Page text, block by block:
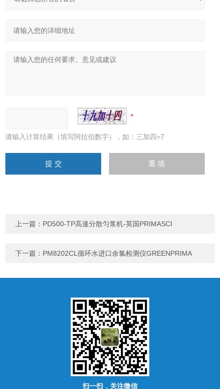
请输入计算结果（填写阿拉伯数字），如：三加四=7
上一篇： PD500-TP高速分散匀浆机-英国PRIMASCI
下一篇： PM8202CL循环水进口余氯检测仪GREENPRIMA
扫一扫，关注微信